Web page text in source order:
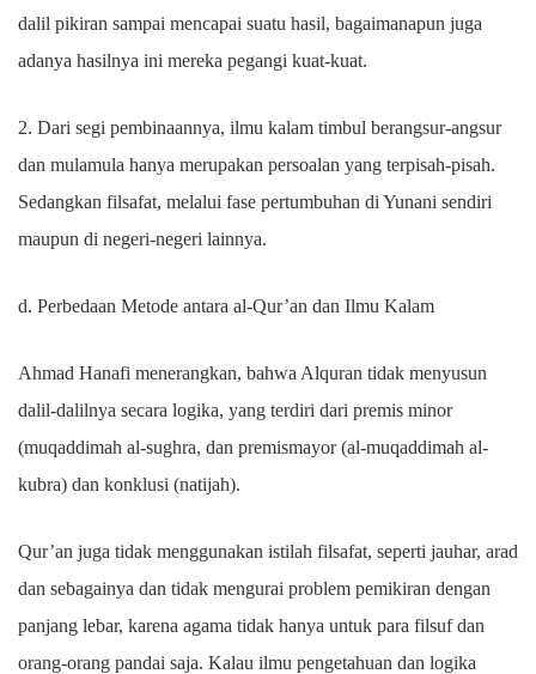
dalil pikiran sampai mencapai suatu hasil, bagaimanapun juga
adanya hasilnya ini mereka pegangi kuat-kuat.
2. Dari segi pembinaannya, ilmu kalam timbul berangsur-angsur
dan mulamula hanya merupakan persoalan yang terpisah-pisah.
Sedangkan filsafat, melalui fase pertumbuhan di Yunani sendiri
maupun di negeri-negeri lainnya.
d. Perbedaan Metode antara al-Qur’an dan Ilmu Kalam
Ahmad Hanafi menerangkan, bahwa Alquran tidak menyusun
dalil-dalilnya secara logika, yang terdiri dari premis minor
(muqaddimah al-sughra, dan premismayor (al-muqaddimah al-
kubra) dan konklusi (natijah).
Qur’an juga tidak menggunakan istilah filsafat, seperti jauhar, arad
dan sebagainya dan tidak mengurai problem pemikiran dengan
panjang lebar, karena agama tidak hanya untuk para filsuf dan
orang-orang pandai saja. Kalau ilmu pengetahuan dan logika